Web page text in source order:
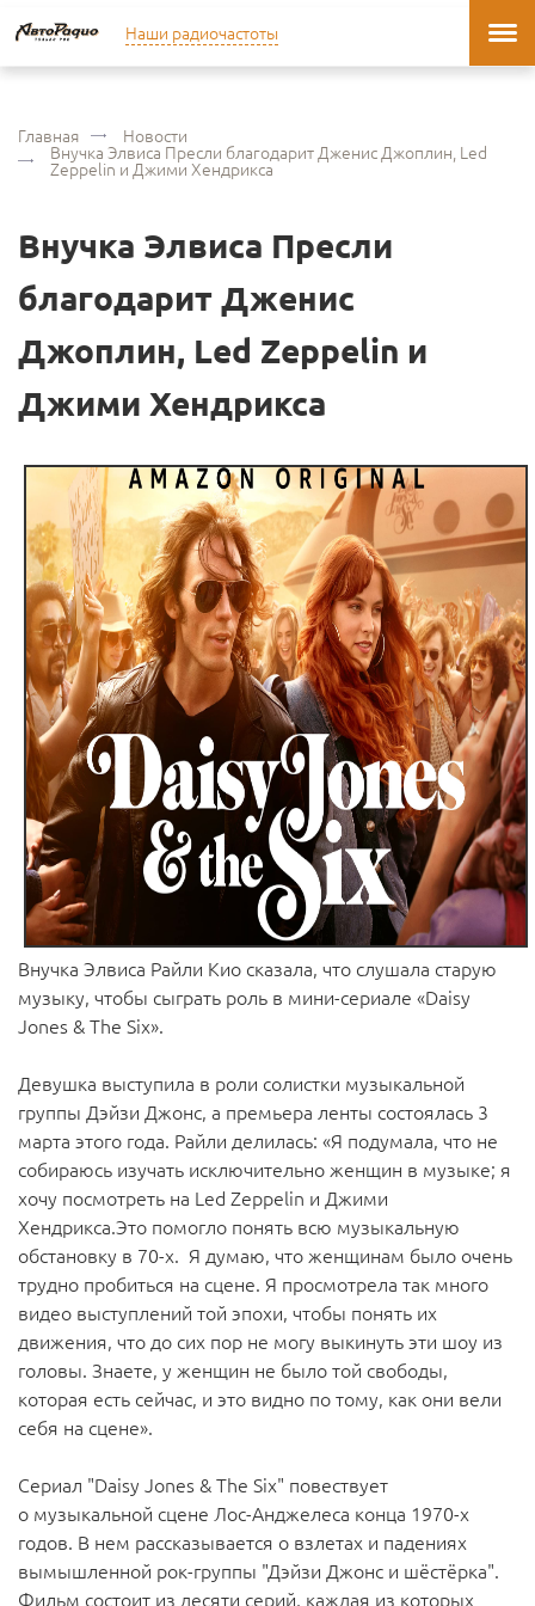
Наши радиочастоты
Главная Новости
Внучка Элвиса Пресли благодарит Дженис Джоплин, Led
Zeppelin и Джими Хендрикса
Внучка Элвиса Пресли
благодарит Дженис
Джоплин, Led Zeppelin и
Джими Хендрикса
Внучка Элвиса Райли Кио сказала, что слушала старую
музыку, чтобы сыграть роль в мини-сериале «Daisy
Jones & The Six».
Девушка выступила в роли солистки музыкальной
группы Дэйзи Джонс, а премьера ленты состоялась 3
марта этого года. Райли делилась: «Я подумала, что не
собираюсь изучать исключительно женщин в музыке; я
хочу посмотреть на Led Zeppelin и Джими
Хендрикса.Это помогло понять всю музыкальную
обстановку в 70-х. Я думаю, что женщинам было очень
трудно пробиться на сцене. Я просмотрела так много
видео выступлений той эпохи, чтобы понять их
движения, что до сих пор не могу выкинуть эти шоу из
головы. Знаете, у женщин не было той свободы,
которая есть сейчас, и это видно по тому, как они вели
себя на сцене».
Сериал "Daisy Jones & The Six" повествует
о музыкальной сцене Лос-Анджелеса конца 1970-х
годов. В нем рассказывается о взлетах и ​​падениях
вымышленной рок-группы "Дэйзи Джонс и шёстёрка".
Фильм состоит из десяти серий, каждая из которых